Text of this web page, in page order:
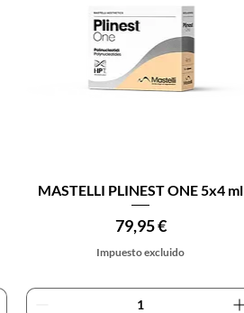
Vista rápida
MASTELLI PLINEST ONE 5x4 ml
Precio
79,95 €
Impuesto excluido